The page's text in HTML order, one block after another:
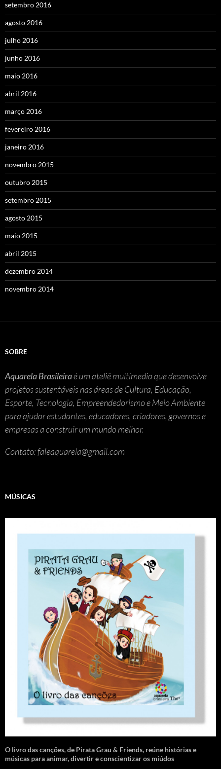
setembro 2016
agosto 2016
julho 2016
junho 2016
maio 2016
abril 2016
março 2016
fevereiro 2016
janeiro 2016
novembro 2015
outubro 2015
setembro 2015
agosto 2015
maio 2015
abril 2015
dezembro 2014
novembro 2014
SOBRE
Aquarela Brasileiraé um ateliê multimedia que desenvolve
projetos sustentáveis nas áreas de Cultura, Educação,
Esporte, Tecnologia, Empreendedorismo e Meio Ambiente
para ajudar estudantes, educadores, criadores, governos e
empresas a construir um mundo melhor.
Contato: faleaquarela@gmail.com
MÚSICAS
O livro das canções,de Pirata Grau & Friends, reúne histórias e
músicas para animar, divertir e conscientizar os miúdos